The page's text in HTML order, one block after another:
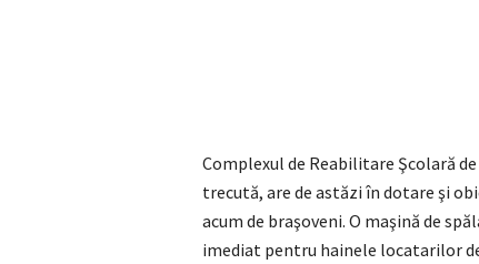
Complexul de Reabilitare Şcolară
trecută, are de astăzi în dotare şi
acum de braşoveni. O maşină de
imediat pentru hainele locatarilor